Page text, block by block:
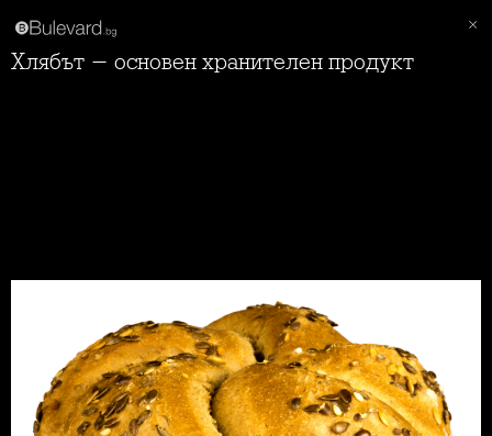
Хлябът - основен хранителен продукт